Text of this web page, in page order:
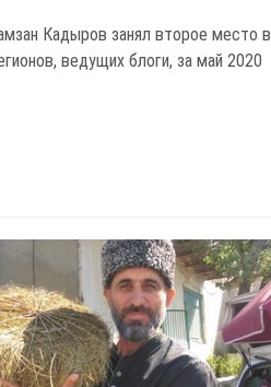
Кадыров занял второе место в
ведущих блоги, за май 2020